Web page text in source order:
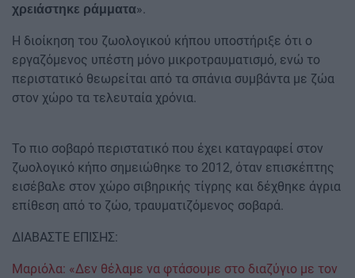
χρειάστηκε ράμματα».
Η διοίκηση του ζωολογικού κήπου υποστήριξε ότι ο
εργαζόμενος υπέστη μόνο μικροτραυματισμό, ενώ το
περιστατικό θεωρείται από τα σπάνια συμβάντα με ζώα
στον χώρο τα τελευταία χρόνια.
Το πιο σοβαρό περιστατικό που έχει καταγραφεί στον
ζωολογικό κήπο σημειώθηκε το 2012, όταν επισκέπτης
εισέβαλε στον χώρο σιβηρικής τίγρης και δέχθηκε άγρια
επίθεση από το ζώο, τραυματιζόμενος σοβαρά.
ΔΙΑΒΑΣΤΕ ΕΠΙΣΗΣ:
Μαριόλα: «Δεν θέλαμε να φτάσουμε στο διαζύγιο με τον